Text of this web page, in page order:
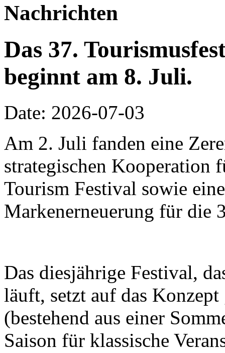
Nachrichten
Das 37.
beginnt am 8. Juli.
Date: 2026-07-03
Am 2. Juli fanden eine
strategischen Kooperation
Tourism Festival sowie
Markenerneuerung für die
Das diesjährige Festival,
läuft, setzt auf das
(bestehend aus einer
Saison für klassische